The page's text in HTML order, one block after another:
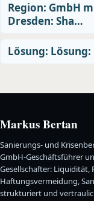
Region: GmbH
Dresden: Sha…
Lösung:
Markus Bertan
Sanierungs- und
GmbH-Geschäftsführer
Gesellschafter: Liquidität,
Haftungsvermeidung,
strukturiert und